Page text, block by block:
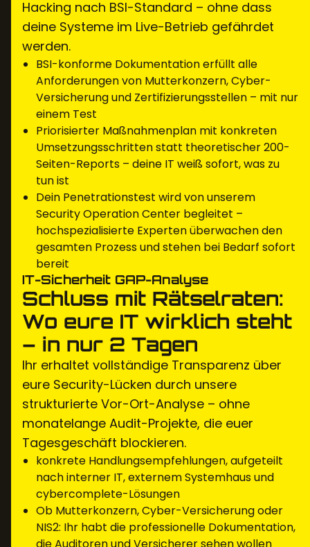
Hacking nach BSI-Standard – ohne dass
deine Systeme im Live-Betrieb gefährdet
werden.
BSI-konforme Dokumentation erfüllt alle
Anforderungen von Mutterkonzern, Cyber-
Versicherung und Zertifizierungsstellen – mit nur
einem Test
Priorisierter Maßnahmenplan mit konkreten
Umsetzungsschritten statt theoretischer 200-
Seiten-Reports – deine IT weiß sofort, was zu
tun ist
Dein Penetrationstest wird von unserem
Security Operation Center begleitet –
hochspezialisierte Experten überwachen den
gesamten Prozess und stehen bei Bedarf sofort
bereit
IT-Sicherheit GAP-Analyse
Schluss mit Rätselraten:
Wo eure IT wirklich steht
– in nur 2 Tagen
Ihr erhaltet vollständige Transparenz über
eure Security-Lücken durch unsere
strukturierte Vor-Ort-Analyse – ohne
monatelange Audit-Projekte, die euer
Tagesgeschäft blockieren.
konkrete Handlungsempfehlungen, aufgeteilt
nach interner IT, externem Systemhaus und
cybercomplete-Lösungen
Ob Mutterkonzern, Cyber-Versicherung oder
NIS2: Ihr habt die professionelle Dokumentation,